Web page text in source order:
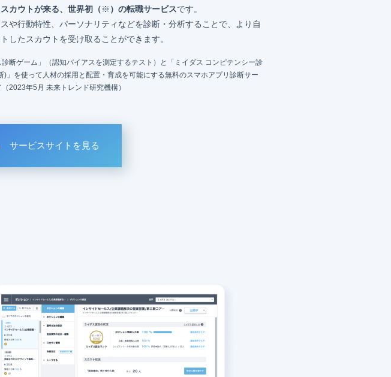
カウトが来る、世界初（※ ）の転職サービスです。
や行動特性、パーソナリティなどを診断・分析することで、より自
したスカウトを受け取ることができます。
診断ゲーム」（認知バイアスを測定するテスト）と「ミイダス コンピテンシー診
)」を使って人材の採用と配置・育成を可能にする無料のスマホアプリ診断サー
2023年5月 未来トレンド研究機構）
サービスサイトを見る